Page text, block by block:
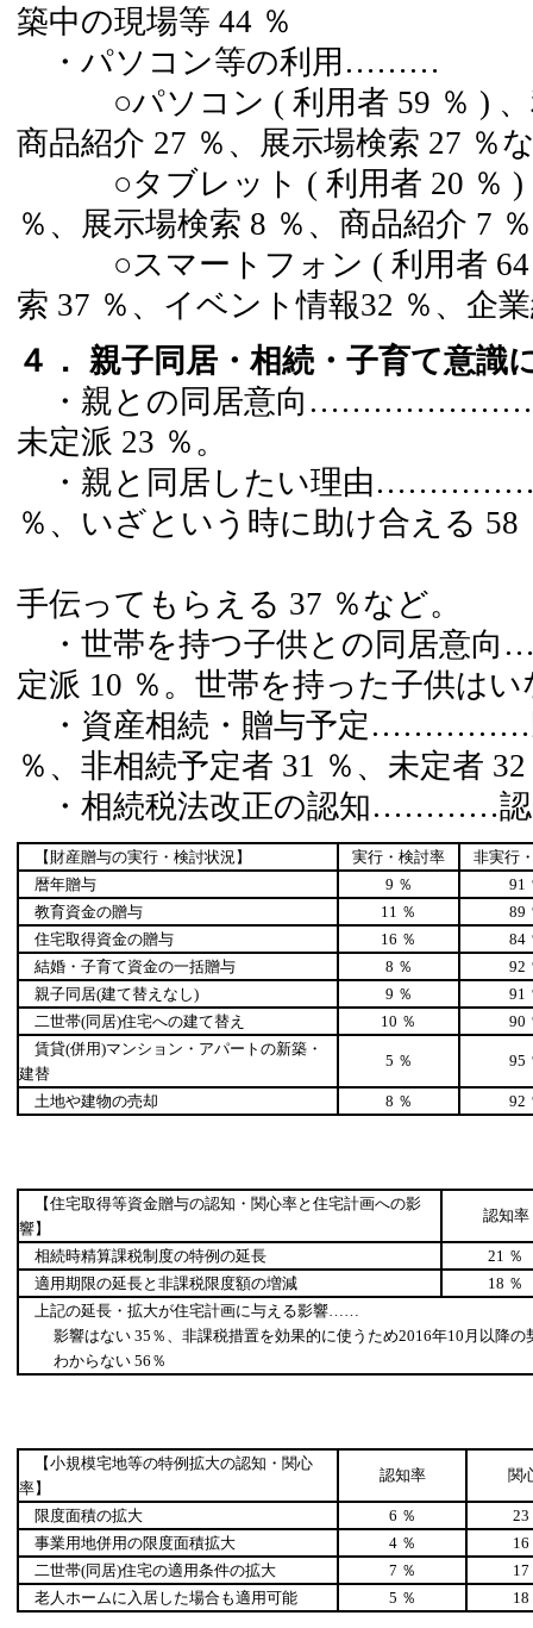
築中の現場等 44 ％
・パソコン等の利用………
○パソコン ( 利用者 59 ％ ) 、
商品紹介 27 ％、展示場検索 27 ％
○タブレット ( 利用者 20 ％ )
％、展示場検索 8 ％、商品紹介 7
○スマートフォン ( 利用者 64
索 37 ％、イベント情報32 ％、企
４． 親子同居・相続・子育て意識
・親との同居意向…………………同
未定派 23 ％。
・親と同居したい理由……………
％、いざという時に助け合える 58
手伝ってもらえる 37 ％など。
・世帯を持つ子供との同居意向
定派 10 ％。世帯を持った子供は
・資産相続・贈与予定……………
％、非相続予定者 31 ％、未定者
・相続税法改正の認知…………認
【財産贈与の実行・検討状況】 実行・検討率
非実行
暦年贈与
9 ％
91
教育資金の贈与
11 ％
89
住宅取得資金の贈与
16 ％
84
結婚・子育て資金の一括贈与
8 ％
92
親子同居(建て替えなし)
9 ％
91
二世帯(同居)住宅への建て替え
10 ％
90
賃貸(併用)マンション・アパートの新築・
建替
5 ％ 95
土地や建物の売却 8 ％ 92
【住宅取得等資金贈与の認知・関心率と住宅計画への影
響】
認知率
相続時精算課税制度の特例の延長
21 ％
適用期限の延長と非課税限度額の増減
18 ％
上記の延長・拡大が住宅計画に与える影響……
影響はない 35％、非課税措置を効果的に使うため2016年10月以降の
わからない 56％
【小規模宅地等の特例拡大の認知・関心
率】
認知率 関
限度面積の拡大 6 ％
23
事業用地併用の限度面積拡大
4 ％
16
二世帯(同居)住宅の適用条件の拡大
7 ％
17
老人ホームに入居した場合も適用可能
5 ％ 18